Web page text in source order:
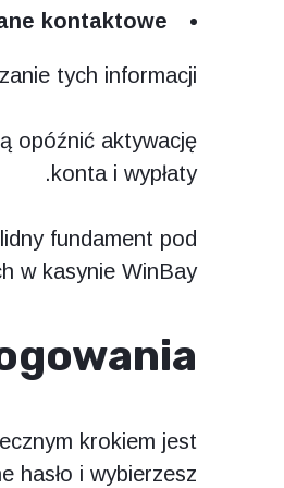
kontaktowe
tych informacji.
opóźnić aktywację
konta i wypłaty.
fundament pod
w kasynie WinBay.
krokiem jest
hasło i wybierzesz